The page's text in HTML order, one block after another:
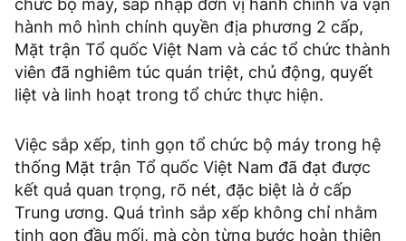
hành mô hình chính quyền địa phương 2 cấp,
Mặt trận Tổ quốc Việt Nam và các tổ chức thành
viên đã nghiêm túc quán triệt, chủ động, quyết
liệt và linh hoạt trong tổ chức thực hiện.
Việc sắp xếp, tinh gọn tổ chức bộ máy trong hệ
thống Mặt trận Tổ quốc Việt Nam đã đạt được
kết quả quan trọng, rõ nét, đặc biệt là ở cấp
Trung ương. Quá trình sắp xếp không chỉ nhằm
tinh gọn đầu mối, mà còn từng bước hoàn thiện